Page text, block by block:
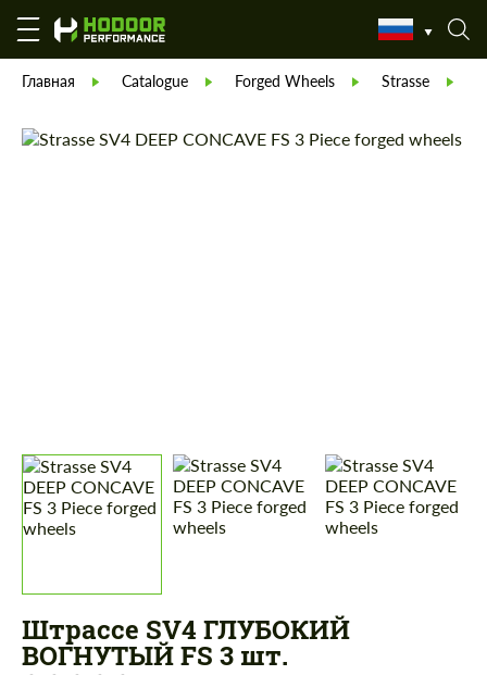
Главная Catalogue Forged Wheels Strasse
Штрассе SV4 ГЛУБОКИЙ
ВОГНУТЫЙ FS 3 шт.